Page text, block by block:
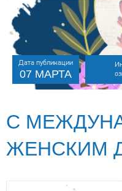
Дата публикации
07 МАРТА
С
ЖЕНСКИМ